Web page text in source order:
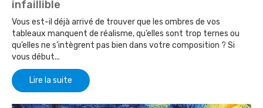
infaillible
Vous est-il déjà arrivé de trouver que les ombres de vos
tableaux manquent de réalisme, qu’elles sont trop ternes ou
qu’elles ne s’intègrent pas bien dans votre composition ? Si
vous début...
Lire la suite